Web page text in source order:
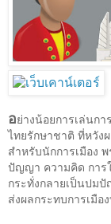
อย่างน้อยการเล่นก
ไทยรักษาชาติ ที่หวัง
สำหรับนักการเมือง
ปัญญา ความคิด การ
กระทั่งกลายเป็นปมปั
ส่งผลกระทบการเมือ